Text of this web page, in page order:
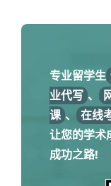
专业留学生
业代写 、
课 、 在线
让您的学
成功之路!